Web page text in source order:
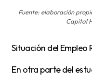
Fuente: elaboración
Capital
Situación del
En otra parte del estudio, al observar la dinámica